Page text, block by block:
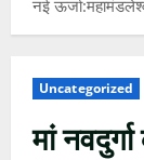
नई
Uncategorized
मां